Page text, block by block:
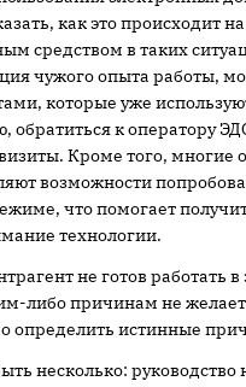
как это происходит
средством в таких
чужого опыта работы,
которые уже
обратиться к оператору
Кроме того, многие
возможности
что помогает
технологии.
не готов работать
либо причинам не желает
определить истинные
несколько: руководство